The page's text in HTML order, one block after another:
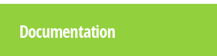
Documentation